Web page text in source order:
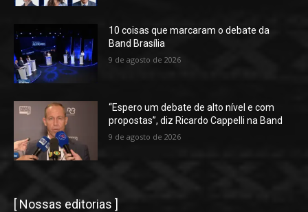
10 coisas que marcaram o debate da
Band Brasília
9 de agosto de 2026
“Espero um debate de alto nível e com
propostas”, diz Ricardo Cappelli na Band
9 de agosto de 2026
[ Nossas editorias ]